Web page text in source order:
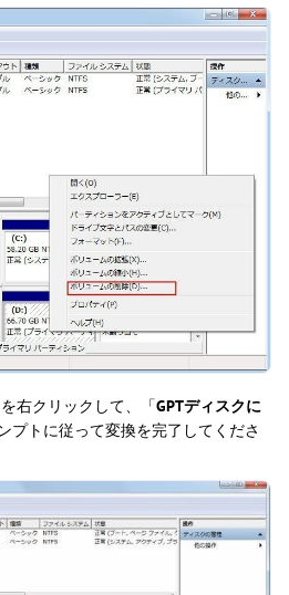
右クリックして、「GPTディスクに
プトに従って変換を完了してくださ